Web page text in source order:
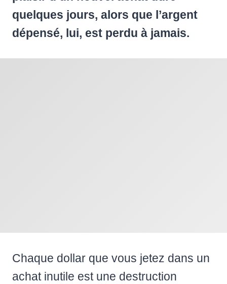
quelques jours, alors que l’argent
dépensé, lui, est perdu à jamais.
Chaque dollar que vous jetez dans un
achat inutile est une destruction